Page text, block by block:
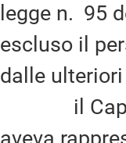
legge n. 95
escluso il
dalle
il Capo